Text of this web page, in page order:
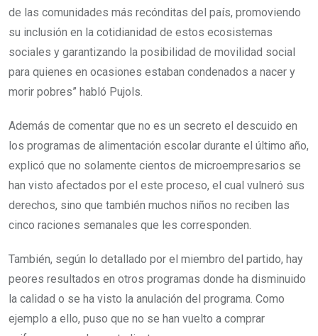
de las comunidades más recónditas del país, promoviendo
su inclusión en la cotidianidad de estos ecosistemas
sociales y garantizando la posibilidad de movilidad social
para quienes en ocasiones estaban condenados a nacer y
morir pobres” habló Pujols.
Además de comentar que no es un secreto el descuido en
los programas de alimentación escolar durante el último año,
explicó que no solamente cientos de microempresarios se
han visto afectados por el este proceso, el cual vulneró sus
derechos, sino que también muchos niños no reciben las
cinco raciones semanales que les corresponden.
También, según lo detallado por el miembro del partido, hay
peores resultados en otros programas donde ha disminuido
la calidad o se ha visto la anulación del programa. Como
ejemplo a ello, puso que no se han vuelto a comprar